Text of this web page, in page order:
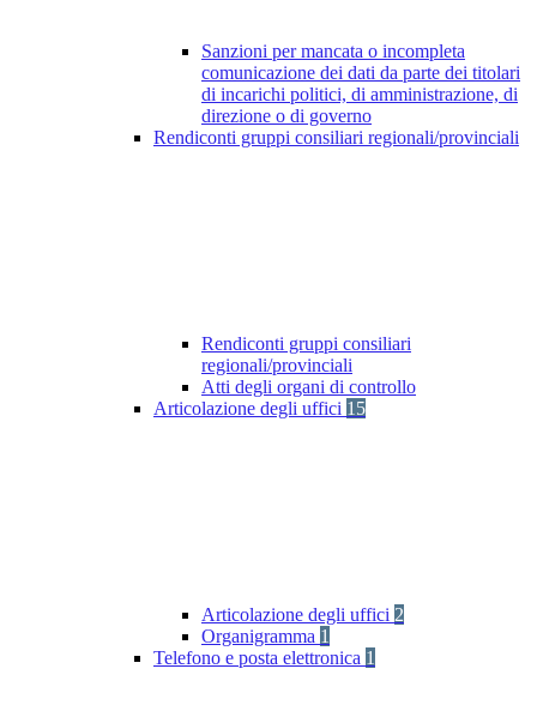
Sanzioni per mancata o incompleta
comunicazione dei dati da parte dei titolari
di incarichi politici, di amministrazione, di
direzione o di governo
Rendiconti gruppi consiliari regionali/provinciali
Rendiconti gruppi consiliari
regionali/provinciali
Atti degli organi di controllo
Articolazione degli uffici 15
Articolazione degli uffici 2
Organigramma 1
Telefono e posta elettronica 1